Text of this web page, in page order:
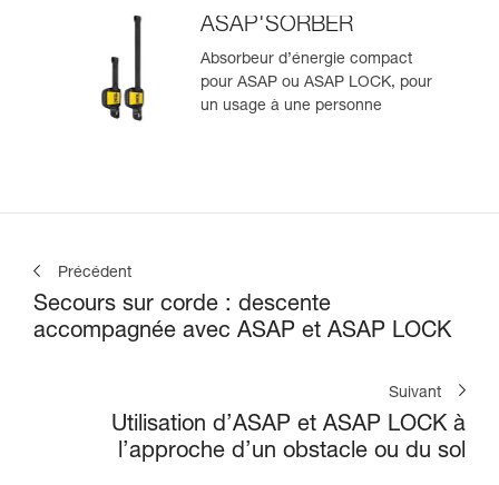
ASAP'SORBER
Absorbeur d’énergie compact
pour ASAP ou ASAP LOCK, pour
un usage à une personne
Précédent
Secours sur corde : descente
accompagnée avec ASAP et ASAP LOCK
Suivant
Utilisation d’ASAP et ASAP LOCK à
l’approche d’un obstacle ou du sol